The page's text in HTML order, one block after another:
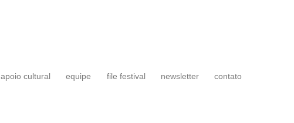
apoio cultural equipe file festival newsletter contato